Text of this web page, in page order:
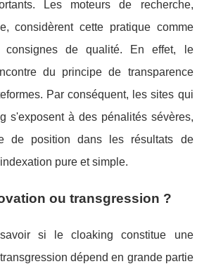
Les moteurs de recherche,
considèrent cette pratique comme
consignes de qualité. En effet, le
du principe de transparence
Par conséquent, les sites qui
s'exposent à des pénalités sévères,
de position dans les résultats de
pure et simple.
ou transgression ?
si le cloaking constitue une
dépend en grande partie